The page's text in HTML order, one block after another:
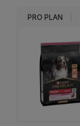
PRO PLAN